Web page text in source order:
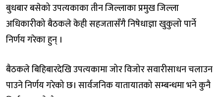
बुधबार बसेको उपत्यकाका तीन जिल्लाका प्रमुख जिल्ला
अधिकारीको बैठकले केही सहजतासँगै निषेधाज्ञा खुकुलो पार्ने
निर्णय गरेका हुन् ।
बैठकले बिहिबारदेखि उपत्यकामा जोर विजोर सवारीसाधन चलाउन
पाउने निर्णय गरेको छ। सार्वजनिक यातायातको सम्बन्धमा भने कुनै